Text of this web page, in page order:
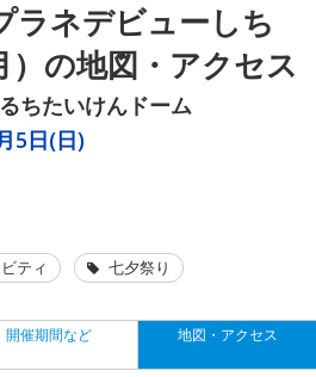
ラネデビューしち
）の地図・アクセス
ちたいけんドーム
5日(日)
ティ 七夕祭り
開催期間など 地図・アクセス